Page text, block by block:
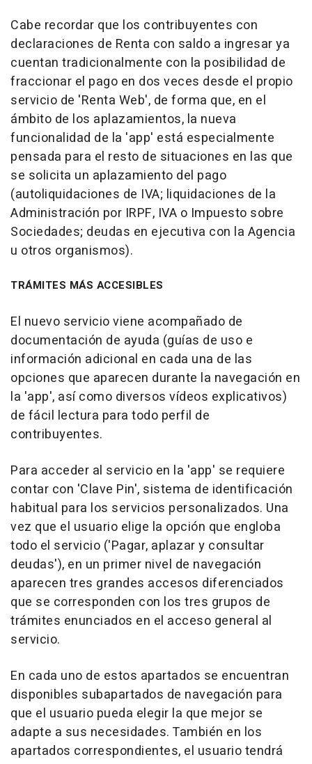
Cabe recordar que los contribuyentes con
declaraciones de Renta con saldo a ingresar ya
cuentan tradicionalmente con la posibilidad de
fraccionar el pago en dos veces desde el propio
servicio de 'Renta Web', de forma que, en el
ámbito de los aplazamientos, la nueva
funcionalidad de la 'app' está especialmente
pensada para el resto de situaciones en las que
se solicita un aplazamiento del pago
(autoliquidaciones de IVA; liquidaciones de la
Administración por IRPF, IVA o Impuesto sobre
Sociedades; deudas en ejecutiva con la Agencia
u otros organismos).
TRÁMITES MÁS ACCESIBLES
El nuevo servicio viene acompañado de
documentación de ayuda (guías de uso e
información adicional en cada una de las
opciones que aparecen durante la navegación en
la 'app', así como diversos vídeos explicativos)
de fácil lectura para todo perfil de
contribuyentes.
Para acceder al servicio en la 'app' se requiere
contar con 'Clave Pin', sistema de identificación
habitual para los servicios personalizados. Una
vez que el usuario elige la opción que engloba
todo el servicio ('Pagar, aplazar y consultar
deudas'), en un primer nivel de navegación
aparecen tres grandes accesos diferenciados
que se corresponden con los tres grupos de
trámites enunciados en el acceso general al
servicio.
En cada uno de estos apartados se encuentran
disponibles subapartados de navegación para
que el usuario pueda elegir la que mejor se
adapte a sus necesidades. También en los
apartados correspondientes, el usuario tendrá